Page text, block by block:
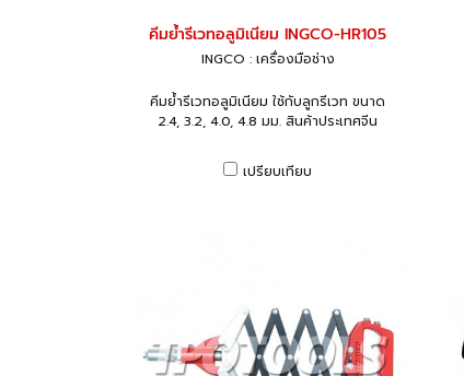
คีมย้ำรีเวทอลูมิเนียม INGCO-HR105
INGCO : เครื่องมือช่าง
คีมย้ำรีเวทอลูมิเนียม ใช้กับลูกรีเวท ขนาด
2.4, 3.2, 4.0, 4.8 มม. สินค้าประเทศจีน
เปรียบเทียบ